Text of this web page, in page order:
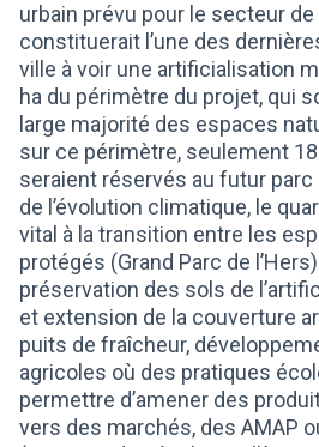
urbain prévu pour le secteur
constituerait l’une des
ville à voir une artificialisation
ha du périmètre du projet, qui
large majorité des espaces
sur ce périmètre, seulement
seraient réservés au futur parc
de l’évolution climatique, le
vital à la transition entre les
protégés (Grand Parc de
préservation des sols de
et extension de la couverture
puits de fraîcheur,
agricoles où des pratiques
permettre d’amener des
vers des marchés, des AMAP